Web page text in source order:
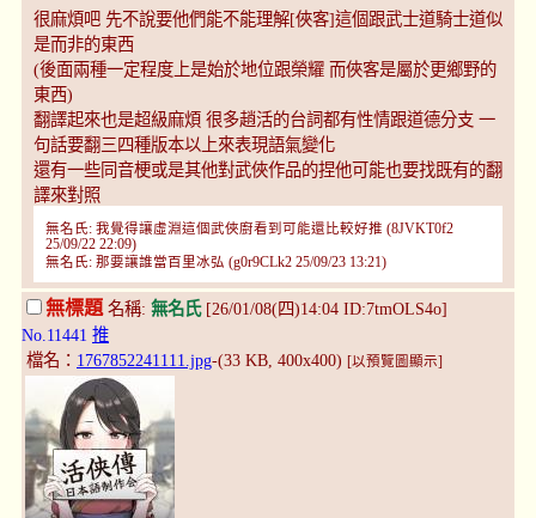
很麻煩吧 先不說要他們能不能理解[俠客]這個跟武士道騎士道似
是而非的東西
(後面兩種一定程度上是始於地位跟榮耀 而俠客是屬於更鄉野的
東西)
翻譯起來也是超級麻煩 很多趙活的台詞都有性情跟道德分支 一
句話要翻三四種版本以上來表現語氣變化
還有一些同音梗或是其他對武俠作品的捏他可能也要找既有的翻
譯來對照
無名氏: 我覺得讓虛淵這個武俠廚看到可能還比較好推 (8JVKT0f2
25/09/22 22:09)
無名氏: 那要讓誰當百里冰弘 (g0r9CLk2 25/09/23 13:21)
無標題名稱: 無名氏[26/01/08(四)14:04 ID:7tmOLS4o]
No.11441 推
檔名： 1767852241111.jpg-(33 KB, 400x400) [以預覽圖顯示]